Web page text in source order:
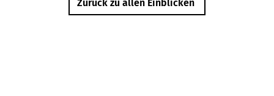
Zurück zu allen Einblicken